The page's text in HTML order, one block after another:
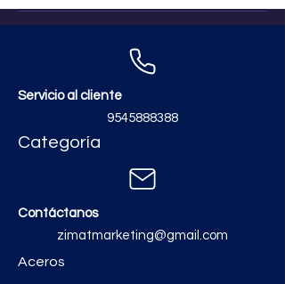
Servicio al cliente
9545888388
Categoría
Contáctanos
zimatmarketing@gmail.com
Aceros